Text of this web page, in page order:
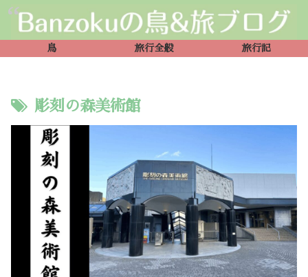
鳥 旅行全般 旅行記
彫刻の森美術館